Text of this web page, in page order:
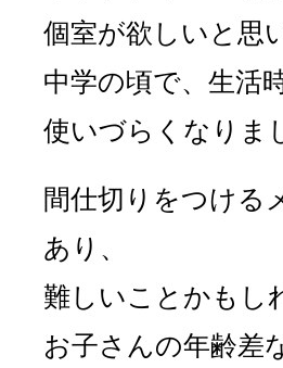
個室が欲しいと思
中学の頃で、生活
使いづらくなりま
間仕切りをつける
あり、
難しいことかもし
お子さんの年齢差